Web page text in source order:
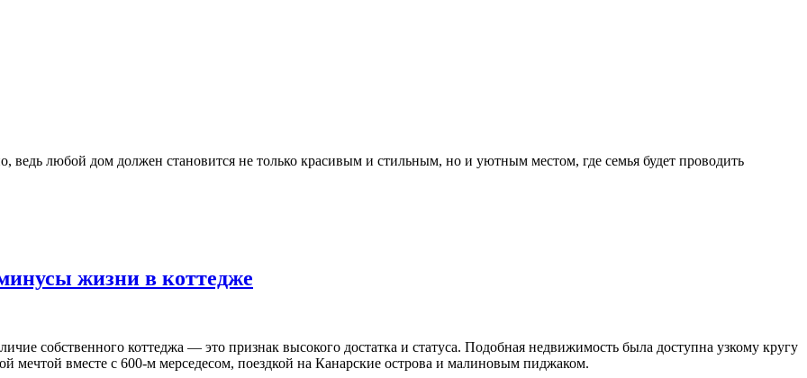
ведь любой дом должен становится не только красивым и стильным, но и уютным местом, где семья будет проводить
жизни в коттедже
собственного коттеджа — это признак высокого достатка и статуса. Подобная недвижимость была доступна узкому кругу
мечтой вместе с 600-м мерседесом, поездкой на Канарские острова и малиновым пиджаком.